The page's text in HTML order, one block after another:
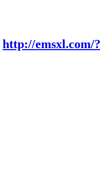
http://emsxl.com/